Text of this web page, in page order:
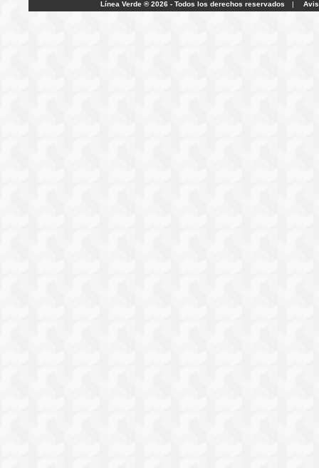
Línea Verde ® 2026 - Todos los derechos reservados |